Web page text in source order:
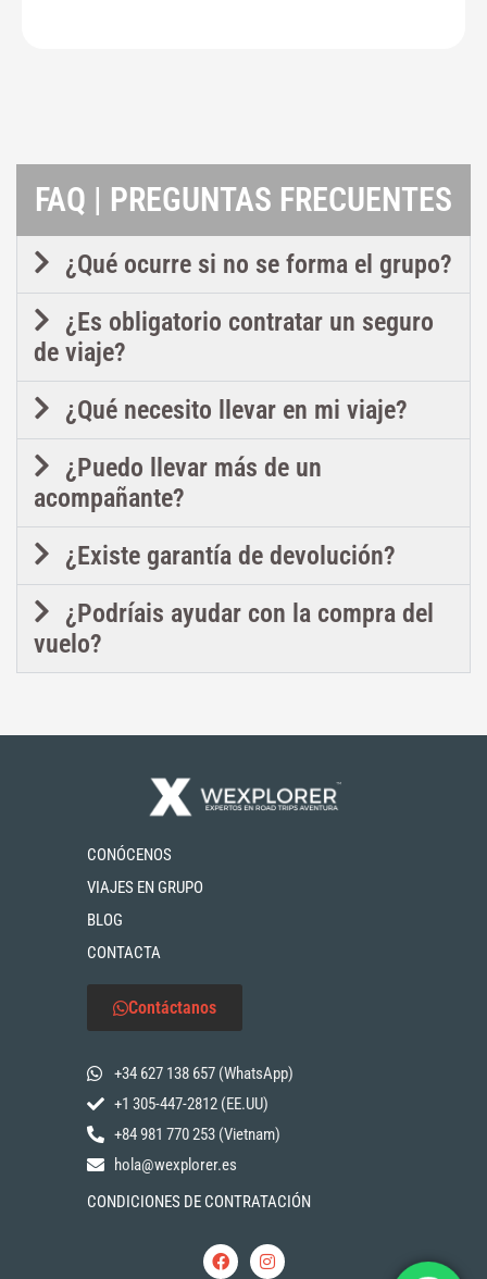
FAQ | PREGUNTAS FRECUENTES
¿Qué ocurre si no se forma el grupo?
¿Es obligatorio contratar un seguro
de viaje?
¿Qué necesito llevar en mi viaje?
¿Puedo llevar más de un
acompañante?
¿Existe garantía de devolución?
¿Podríais ayudar con la compra del
vuelo?
CONÓCENOS
VIAJES EN GRUPO
BLOG
CONTACTA
Contáctanos
+34 627 138 657 (WhatsApp)
+1 305-447-2812 (EE.UU)
+84 981 770 253 (Vietnam)
hola@wexplorer.es
CONDICIONES DE CONTRATACIÓN
F
a
I
n